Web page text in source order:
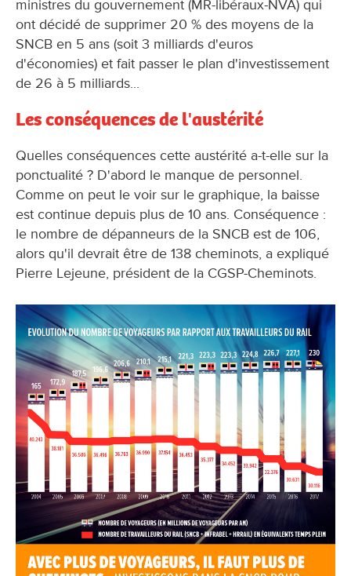
ministres du gouvernement (MR-libéraux-NVA) qui
ont décidé de supprimer 20 % des moyens de la
SNCB en 5 ans (soit 3 milliards d'euros
d'économies) et fait passer le plan d'investissement
de 26 à 5 milliards...
Les conséquences de l'austérité
Quelles conséquences cette austérité a-t-elle sur la
ponctualité ? D'abord le manque de personnel.
Comme on peut le voir sur le graphique, la baisse
est continue depuis plus de 10 ans. Conséquence :
le nombre de dépanneurs de la SNCB est de 106,
alors qu'il devrait être de 138 cheminots, a expliqué
Pierre Lejeune, président de la CGSP-Cheminots.